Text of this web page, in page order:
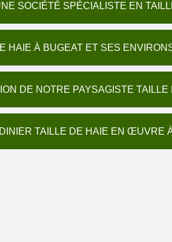
SOCIÉTÉ SPÉCIALISTE EN
HAIE À BUGEAT ET SES
DE NOTRE PAYSAGISTE
TAILLE DE HAIE EN ŒUVRE